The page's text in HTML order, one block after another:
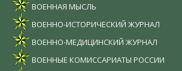
ВОЕННАЯ МЫСЛЬ
ВОЕННО-ИСТОРИЧЕСКИЙ ЖУРНАЛ
ВОЕННО-МЕДИЦИНСКИЙ ЖУРНАЛ
ВОЕННЫЕ КОМИССАРИАТЫ РОССИИ